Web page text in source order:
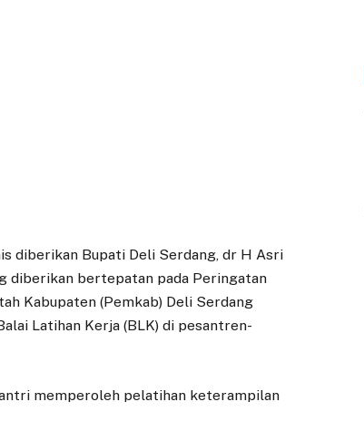
diberikan Bupati Deli Serdang, dr H Asri
diberikan bertepatan pada Peringatan
Kabupaten (Pemkab) Deli Serdang
Latihan Kerja (BLK) di pesantren-
memperoleh pelatihan keterampilan